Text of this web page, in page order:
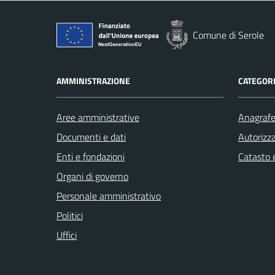
Comune di Serole
AMMINISTRAZIONE
Aree amministrative
Documenti e dati
Enti e fondazioni
Organi di governo
Personale amministrativo
Politici
Uffici
Catasto